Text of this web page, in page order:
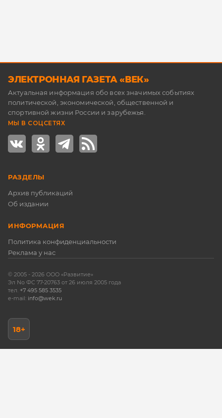
ЭЛЕКТРОННАЯ ГАЗЕТА «ВЕК»
Актуальная информация обо всех значимых событиях
политической, экономической, общественной и
спортивной жизни России и зарубежья.
МЫ В СОЦСЕТЯХ
РАЗДЕЛЫ
Архив публикаций
Об издании
ИНФОРМАЦИЯ
Политика конфиденциальности
Реклама у нас
© 2005 - 2026 ООО «Развитие»
Эл No ФС 77-20763 от 26 июля 2005 года
тел. +7 495 585 3535
e-mail: info@wek.ru
18+